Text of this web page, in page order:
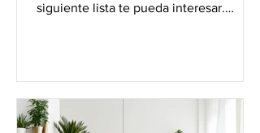
siguiente lista te pueda interesar.